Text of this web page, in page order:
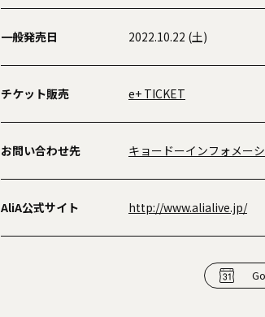
一般発売日 2022.10.22 (土)
チケット販売 e+ TICKET
お問い合わせ先 キョードーインフォメー
AliA公式サイト http://www.alialive.jp/